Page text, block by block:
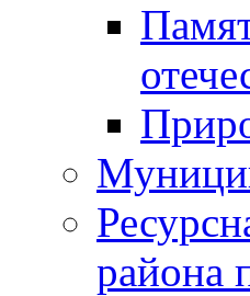
района